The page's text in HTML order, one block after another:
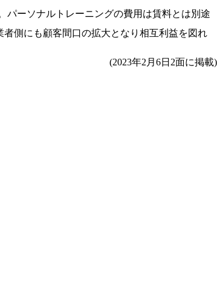
ーソナルトレーニングの費用は賃料とは別途
側にも顧客間口の拡大となり相互利益を図れ
(2023年2月6日2面に掲載)